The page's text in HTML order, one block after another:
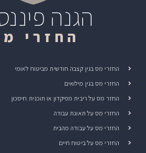
הגנה
החזרי
החזרי מס בגין קצבה חודשית מביטוח לאומי
החזרי מס בגין מילואים
החזר מס על ריבית מפיקדון או תוכנית חיסכון
החזרי מס על תאונת עבודה
החזרי מס על עבודה מהבית
החזרי מס על ביטוח חיים